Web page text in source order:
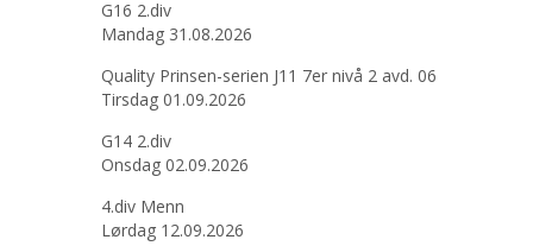
G16 2.div
Mandag 31.08.2026
Quality Prinsen-serien J11 7er nivå 2 avd. 06
Tirsdag 01.09.2026
G14 2.div
Onsdag 02.09.2026
4.div Menn
Lørdag 12.09.2026